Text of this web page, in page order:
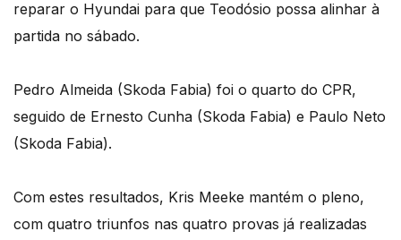
reparar o Hyundai para que Teodósio possa alinhar à
partida no sábado.
Pedro Almeida (Skoda Fabia) foi o quarto do CPR,
seguido de Ernesto Cunha (Skoda Fabia) e Paulo Neto
(Skoda Fabia).
Com estes resultados, Kris Meeke mantém o pleno,
com quatro triunfos nas quatro provas já realizadas